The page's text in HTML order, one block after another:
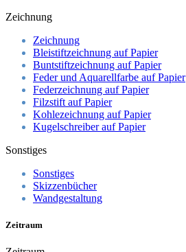
Zeichnung
Zeichnung
Bleistiftzeichnung auf Papier
Buntstiftzeichnung auf Papier
Feder und Aquarellfarbe auf Papier
Federzeichnung auf Papier
Filzstift auf Papier
Kohlezeichnung auf Papier
Kugelschreiber auf Papier
Sonstiges
Sonstiges
Skizzenbücher
Wandgestaltung
Zeitraum